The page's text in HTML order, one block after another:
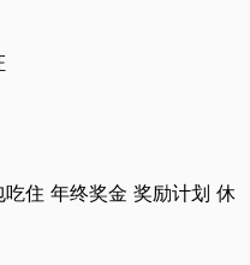
吃住 年终奖金 奖励计划 休